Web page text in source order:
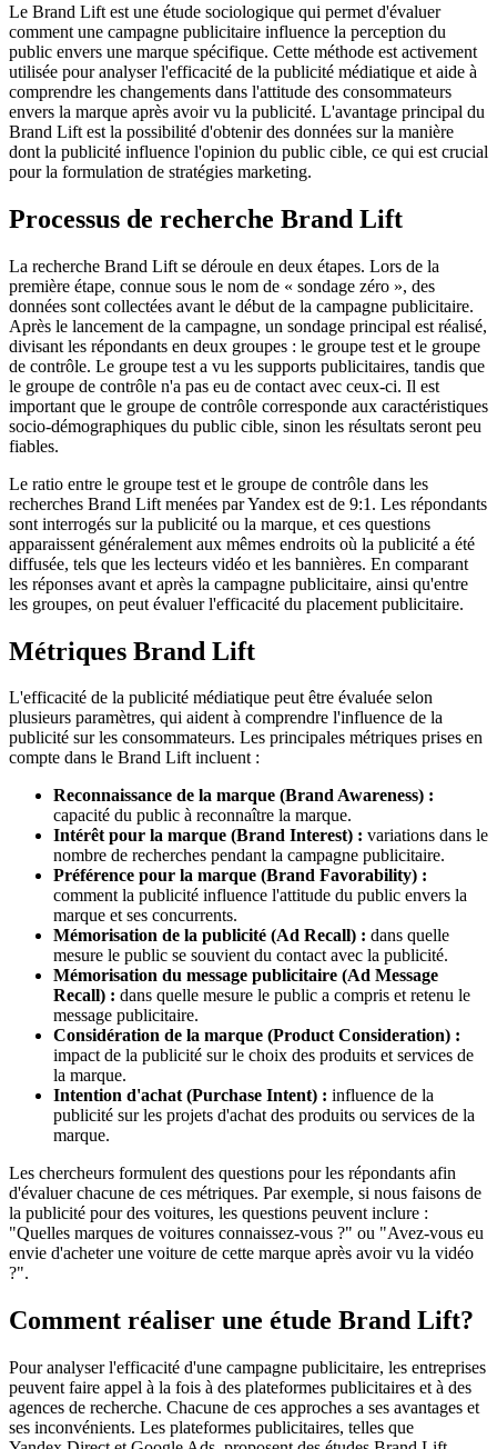
Le Brand Lift est une étude sociologique qui permet d'évaluer
comment une campagne publicitaire influence la perception du
public envers une marque spécifique. Cette méthode est activement
utilisée pour analyser l'efficacité de la publicité médiatique et aide à
comprendre les changements dans l'attitude des consommateurs
envers la marque après avoir vu la publicité. L'avantage principal du
Brand Lift est la possibilité d'obtenir des données sur la manière
dont la publicité influence l'opinion du public cible, ce qui est crucial
pour la formulation de stratégies marketing.
Processus de recherche Brand Lift
La recherche Brand Lift se déroule en deux étapes. Lors de la
première étape, connue sous le nom de « sondage zéro », des
données sont collectées avant le début de la campagne publicitaire.
Après le lancement de la campagne, un sondage principal est réalisé,
divisant les répondants en deux groupes : le groupe test et le groupe
de contrôle. Le groupe test a vu les supports publicitaires, tandis que
le groupe de contrôle n'a pas eu de contact avec ceux-ci. Il est
important que le groupe de contrôle corresponde aux caractéristiques
socio-démographiques du public cible, sinon les résultats seront peu
fiables.
Le ratio entre le groupe test et le groupe de contrôle dans les
recherches Brand Lift menées par Yandex est de 9:1. Les répondants
sont interrogés sur la publicité ou la marque, et ces questions
apparaissent généralement aux mêmes endroits où la publicité a été
diffusée, tels que les lecteurs vidéo et les bannières. En comparant
les réponses avant et après la campagne publicitaire, ainsi qu'entre
les groupes, on peut évaluer l'efficacité du placement publicitaire.
Métriques Brand Lift
L'efficacité de la publicité médiatique peut être évaluée selon
plusieurs paramètres, qui aident à comprendre l'influence de la
publicité sur les consommateurs. Les principales métriques prises en
compte dans le Brand Lift incluent :
Reconnaissance de la marque (Brand Awareness) :
capacité du public à reconnaître la marque.
Intérêt pour la marque (Brand Interest) : variations dans le
nombre de recherches pendant la campagne publicitaire.
Préférence pour la marque (Brand Favorability) :
comment la publicité influence l'attitude du public envers la
marque et ses concurrents.
Mémorisation de la publicité (Ad Recall) : dans quelle
mesure le public se souvient du contact avec la publicité.
Mémorisation du message publicitaire (Ad Message
Recall) : dans quelle mesure le public a compris et retenu le
message publicitaire.
Considération de la marque (Product Consideration) :
impact de la publicité sur le choix des produits et services de
la marque.
Intention d'achat (Purchase Intent) : influence de la
publicité sur les projets d'achat des produits ou services de la
marque.
Les chercheurs formulent des questions pour les répondants afin
d'évaluer chacune de ces métriques. Par exemple, si nous faisons de
la publicité pour des voitures, les questions peuvent inclure :
"Quelles marques de voitures connaissez-vous ?" ou "Avez-vous eu
envie d'acheter une voiture de cette marque après avoir vu la vidéo
?".
Comment réaliser une étude Brand Lift?
Pour analyser l'efficacité d'une campagne publicitaire, les entreprises
peuvent faire appel à la fois à des plateformes publicitaires et à des
agences de recherche. Chacune de ces approches a ses avantages et
ses inconvénients. Les plateformes publicitaires, telles que